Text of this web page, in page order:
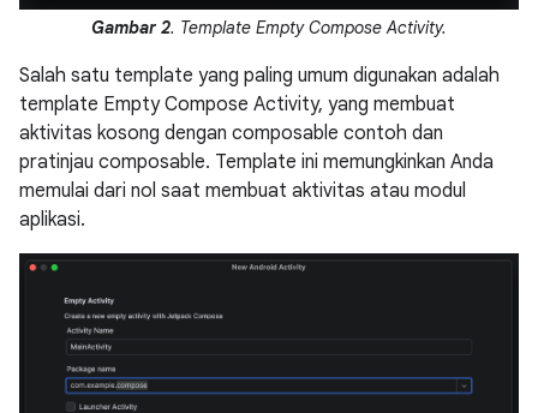
Gambar 2. Template Empty Compose Activity.
Salah satu template yang paling umum digunakan adalah
template Empty Compose Activity, yang membuat
aktivitas kosong dengan composable contoh dan
pratinjau composable. Template ini memungkinkan Anda
memulai dari nol saat membuat aktivitas atau modul
aplikasi.